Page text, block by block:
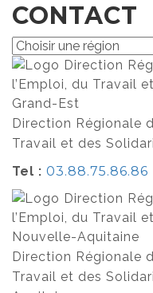
CONTACT
Direction Régionale
Travail et des
Tel : 03.88.75.86.86
Direction Régionale
Travail et des